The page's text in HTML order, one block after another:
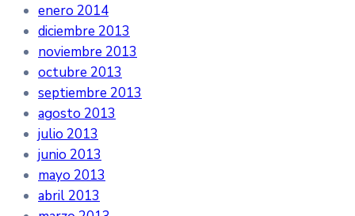
enero 2014
diciembre 2013
noviembre 2013
octubre 2013
septiembre 2013
agosto 2013
julio 2013
junio 2013
mayo 2013
abril 2013